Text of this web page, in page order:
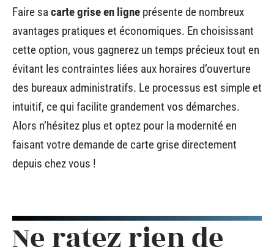
Faire sa carte grise en ligne présente de nombreux
avantages pratiques et économiques. En choisissant
cette option, vous gagnerez un temps précieux tout en
évitant les contraintes liées aux horaires d’ouverture
des bureaux administratifs. Le processus est simple et
intuitif, ce qui facilite grandement vos démarches.
Alors n’hésitez plus et optez pour la modernité en
faisant votre demande de carte grise directement
depuis chez vous !
Ne ratez rien de